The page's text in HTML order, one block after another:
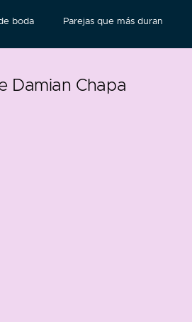
boda Parejas que más duran
Damian Chapa